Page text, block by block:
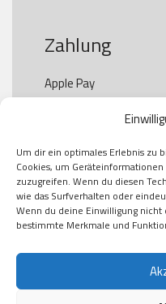
Um dir ein optimales Erlebnis zu
Cookies, um
zuzugreifen. Wenn du diesen
wie das Surfverhalten oder
Wenn du deine Einwilligung
bestimmte Merkmale und
Zahlung
Apple Pay
Paypal
Kauf auf Rechung
Klarna
American Express